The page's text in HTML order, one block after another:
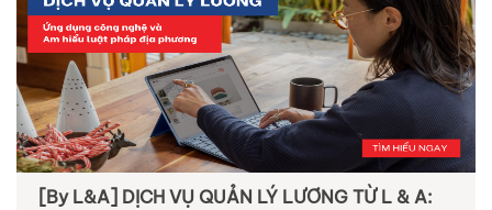
[By L&A] DỊCH VỤ QUẢN LÝ LƯƠNG TỪ L & A: